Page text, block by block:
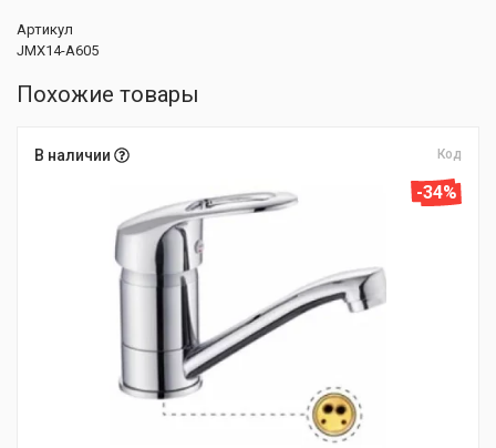
Артикул
JMX14-A605
Похожие товары
В наличии Код
-34%